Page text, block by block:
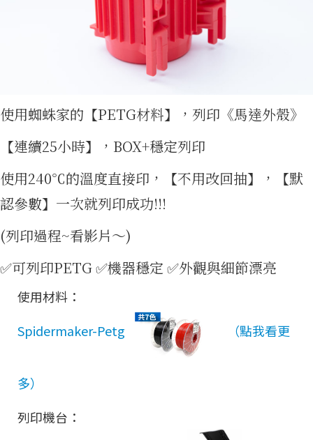
集
免費
使用蜘蛛家的【PETG材料】，列印《馬達外殼》
【連續25小時】，BOX+穩定列印
使用240℃的溫度直接印，【不用改回抽】，【默
認參數】一次就列印成功!!!
(列印過程~看影片～)
✅可列印PETG ✅機器穩定 ✅外觀與細節漂亮
使用材料：
Spidermaker-Petg
列印機台：